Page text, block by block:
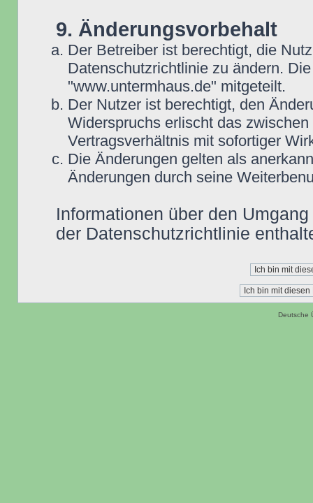
9. Änderungsvorbehalt
Der Betreiber ist berechtigt, die
Datenschutzrichtlinie zu ändern.
"www.untermhaus.de" mitgeteilt.
Der Nutzer ist berechtigt, den
Widerspruchs erlischt das
Vertragsverhältnis mit sofortiger
Die Änderungen gelten als
Änderungen durch seine
Informationen über den
der Datenschutzrichtlinie
Deutsche